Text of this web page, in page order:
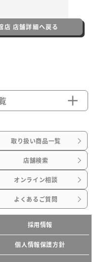
店舗詳細へ戻る
取り扱い商品一覧
店舗検索
オンライン相談
よくあるご質問
採用情報
個人情報保護方針